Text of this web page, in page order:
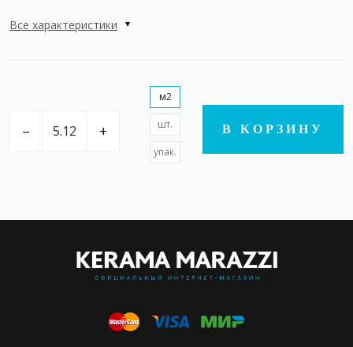
Все характеристики
– +
м2
шт.
упак.
В КОРЗИНУ